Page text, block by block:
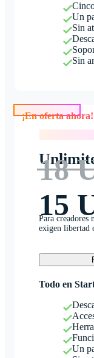
Un
Sin
Sin
18
15
Para creadores
exigen libertad
Todo en
Un